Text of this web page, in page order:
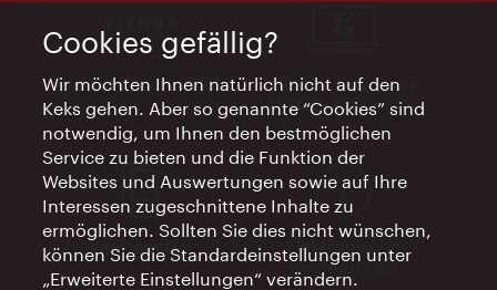
Vienna Experts Club
Vienna City Card
Affiliate Programm
Werbemittel
Elektronische
Rechnungen
Cookies gefällig?
Wir möchten Ihnen natürlich nicht auf den
Keks gehen. Aber so genannte “Cookies” sind
notwendig, um Ihnen den bestmöglichen
Service zu bieten und die Funktion der
Websites und Auswertungen sowie auf Ihre
Interessen zugeschnittene Inhalte zu
ermöglichen. Sollten Sie dies nicht wünschen,
können Sie die Standardeinstellungen unter
„Erweiterte Einstellungen“ verändern.